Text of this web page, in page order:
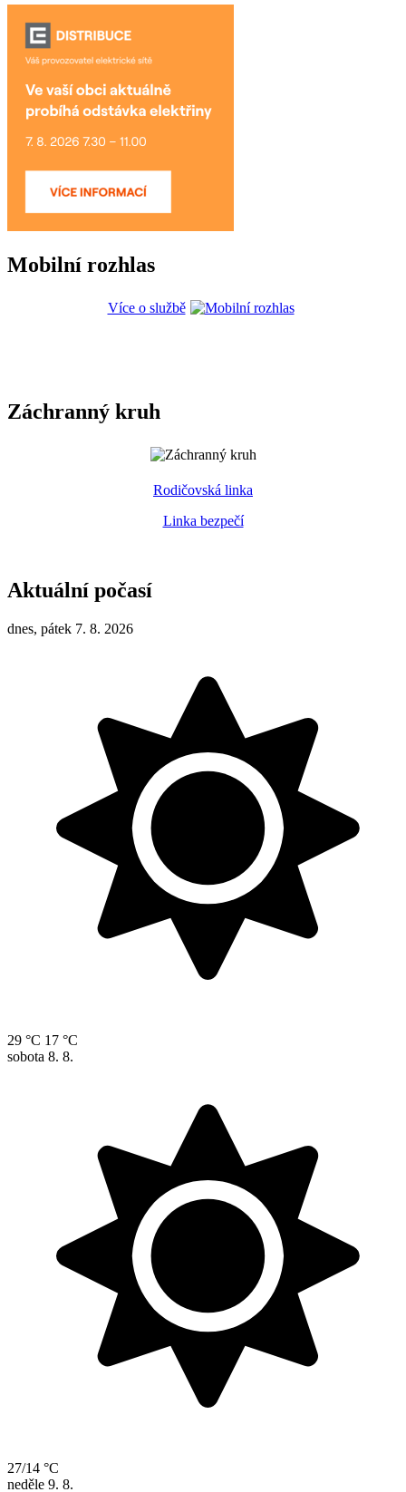
Mobilní rozhlas
Více o službě
Záchranný kruh
Rodičovská linka
Linka bezpečí
Aktuální počasí
dnes, pátek 7. 8. 2026
29 °C 17 °C
sobota 8. 8.
27/14 °C
neděle 9. 8.